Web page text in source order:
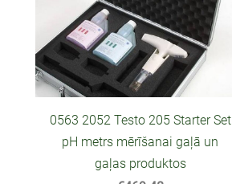
0563 2052 Testo 205 Starter Set
pH metrs mērīšanai gaļā un
gaļas produktos